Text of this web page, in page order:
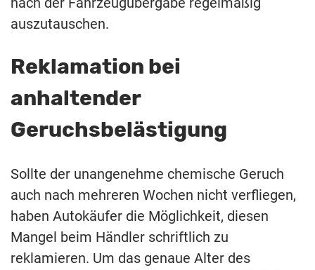
auszutauschen.
Reklamation bei
anhaltender
Geruchsbelästigung
Sollte der unangenehme chemische Geruch
auch nach mehreren Wochen nicht verfliegen,
haben Autokäufer die Möglichkeit, diesen
Mangel beim Händler schriftlich zu
reklamieren. Um das genaue Alter des